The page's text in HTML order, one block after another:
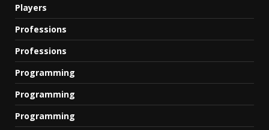
Players
Professions
Professions
Programming
Programming
Programming